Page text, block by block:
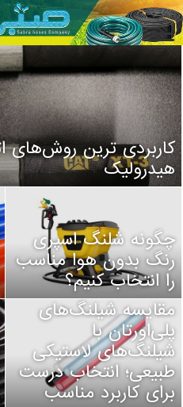
کاربردی ترین روش‌های
هیدرولیک
چگونه شلنگ اسپری
رنگ بدون هوا مناسب
را انتخاب کنیم؟
مقایسه شیلنگ‌های
پلی‌اورتان با
شیلنگ‌های لاستیکی
طبیعی؛ انتخاب درست
برای کاربرد مناسب